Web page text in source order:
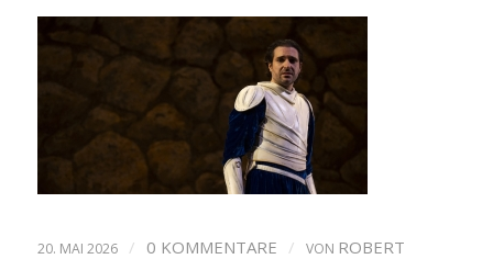
20. MAI 2026 / 0 KOMMENTARE / VON ROBERT